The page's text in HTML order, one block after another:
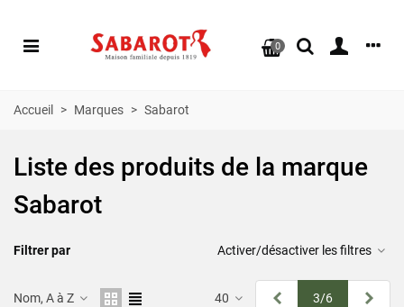
0
Accueil > Marques > Sabarot
Liste des produits de la marque
Sabarot
Filtrer par Activer/désactiver les filtres
Nom, A à Z 40 Précédent
3/6